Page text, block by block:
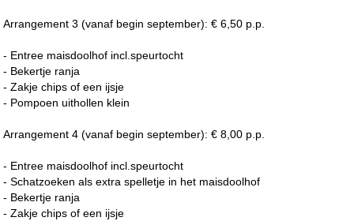
Arrangement 3 (vanaf begin september): € 6,50 p.p.
- Entree maisdoolhof incl.speurtocht
- Bekertje ranja
- Zakje chips of een ijsje
- Pompoen uithollen klein
Arrangement 4 (vanaf begin september): € 8,00 p.p.
- Entree maisdoolhof incl.speurtocht
- Schatzoeken als extra spelletje in het maisdoolhof
- Bekertje ranja
- Zakje chips of een ijsje